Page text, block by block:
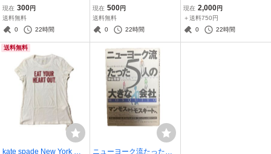
が作れる食事の戦略 古河
久人／著 定価1600円＋
税
現在 300円
送料無料
0
22時間
ズ 公式ブック 初回限定特
典クリアカード入り 一
読したのみ 田中圭 定価
現在 500円
送料無料
0
22時間
ey（ボールジィ）ネイビ
ー ワンピース Mサイ
ズ ウール100% 毛100%
現在 2,000円
＋送料750円
0
22時間
送料無料
kate spade New York ケ
ニューヨーク流たった５